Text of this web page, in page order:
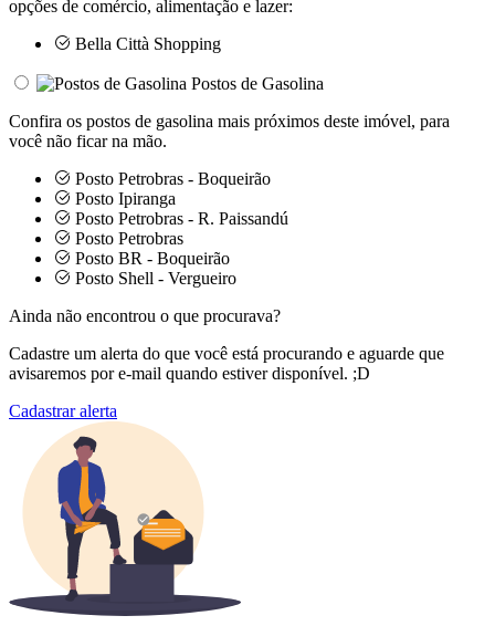
opções de comércio, alimentação e lazer:
Bella Città Shopping
Postos de Gasolina
Confira os postos de gasolina mais próximos deste imóvel, para
você não ficar na mão.
Posto Petrobras - Boqueirão
Posto Ipiranga
Posto Petrobras - R. Paissandú
Posto Petrobras
Posto BR - Boqueirão
Posto Shell - Vergueiro
Ainda não encontrou o que procurava?
Cadastre um alerta do que você está procurando e aguarde que
avisaremos por e-mail quando estiver disponível. ;D
Cadastrar alerta